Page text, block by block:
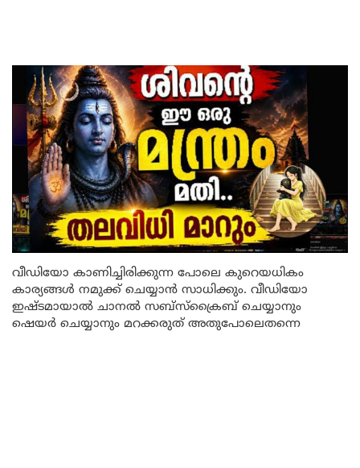
വീഡിയോ കാണിച്ചിരിക്കുന്ന പോലെ കുറെയധികം
കാര്യങ്ങൾ നമുക്ക് ചെയ്യാൻ സാധിക്കും. വീഡിയോ
ഇഷ്ടമായാൽ ചാനൽ സബ്സ്ക്രൈബ് ചെയ്യാനും
ഷെയർ ചെയ്യാനും മറക്കരുത് അതുപോലെതന്നെ